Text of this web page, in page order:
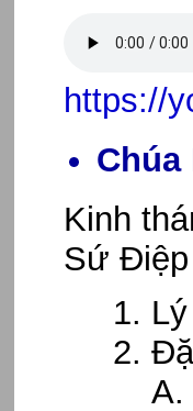
https://
Chúa
Kinh
Sứ Điệp
A.